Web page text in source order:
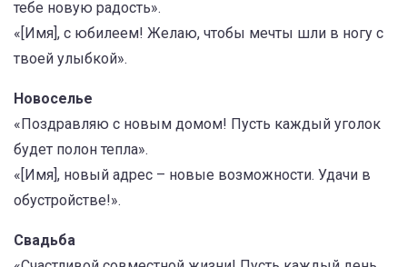
тебе новую радость».
«[Имя], с юбилеем! Желаю, чтобы мечты шли в ногу с
твоей улыбкой».
Новоселье
«Поздравляю с новым домом! Пусть каждый уголок
будет полон тепла».
«[Имя], новый адрес – новые возможности. Удачи в
обустройстве!».
Свадьба